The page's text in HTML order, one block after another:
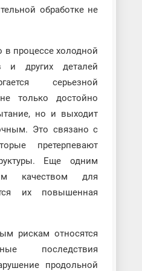
обработке не
в процессе холодной
и других деталей
серьезной
только достойно
но и выходит
Это связано с
претерпевают
Еще одним
качеством для
их повышенная
рискам относятся
последствия
продольной